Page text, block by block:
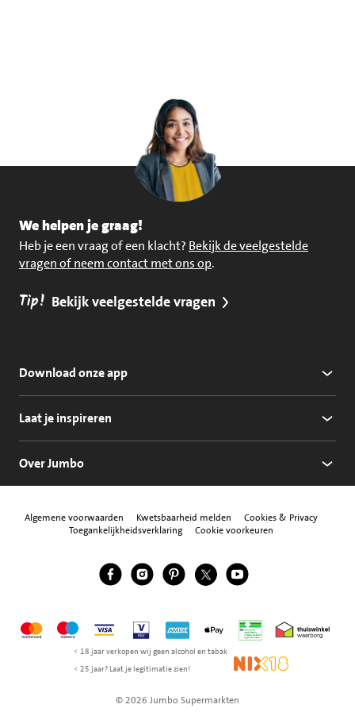
We helpen je graag!
Heb je een vraag of een klacht? Bekijk de veelgestelde
vragen of neem contact met ons op.
Tip! Bekijk veelgestelde vragen
Download onze app
Laat je inspireren
Over Jumbo
Algemene voorwaarden Kwetsbaarheid melden
Cookies & Privacy
Toegankelijkheidsverklaring
Cookie voorkeuren
Volg ons
Jumbo Facebook
Jumbo Instagram
Jumbo Pinterest
Jumbo Twitter
Jumbo YouTube
MastercardMaestroVisa Vpay American Express
Apple Pay Thuiswinkel
< 18 jaar verkopen wij geen alcohol en tabak
< 25 jaar? Laat je legitimatie zien!
NIX18
© 2026 Jumbo Supermarkten